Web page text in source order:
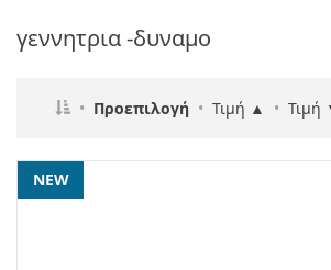
γεννητρια -δυναμο
• Προεπιλογή• Τιμή ▲ • Τιμή
NEW